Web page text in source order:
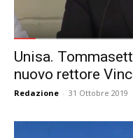
Unisa.
nuovo rettore
Redazione - 31 Ottobre 2019